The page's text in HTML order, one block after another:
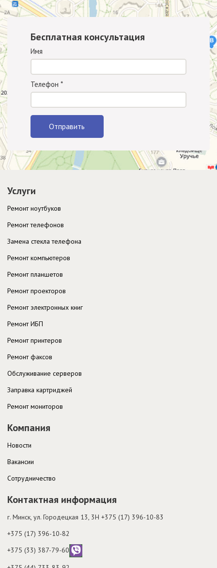
Бесплатная консультация
Имя
Телефон *
Отправить
Услуги
Ремонт ноутбуков
Ремонт телефонов
Замена стекла телефона
Ремонт компьютеров
Ремонт планшетов
Ремонт проекторов
Ремонт электронных книг
Ремонт ИБП
Ремонт принтеров
Ремонт факсов
Обслуживание серверов
Заправка картриджей
Ремонт мониторов
Компания
Новости
Вакансии
Cотрудничество
Контактная информация
г. Минск, ул. Городецкая 13, 3H +375 (17) 396-10-83
+375 (17) 396-10-82
+375 (33) 387-79-60